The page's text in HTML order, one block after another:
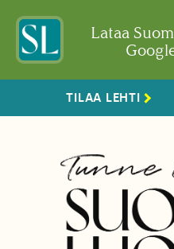
Lataa
TILAA LEHTI